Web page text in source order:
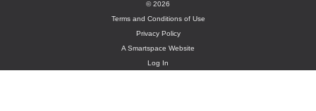
© 2026
Terms and Conditions of Use
Privacy Policy
A Smartspace Website
Log In